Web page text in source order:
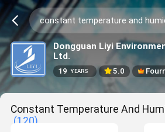
Dongguan Liyi
Ltd.
19 YEARS 5.0
Constant Temperature And
(120)